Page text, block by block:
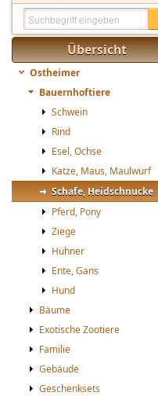
Übersicht
Ostheimer
Bauernhoftiere
Schwein
Rind
Esel, Ochse
Katze, Maus, Maulwurf
Schafe, Heidschnucke
Pferd, Pony
Ziege
Hühner
Ente, Gans
Hund
Bäume
Exotische Zootiere
Familie
Gebäude
Geschenksets